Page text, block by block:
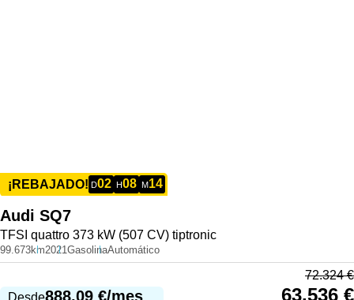
¡REBAJADO! D02 H08 M14
Audi SQ7
TFSI quattro 373 kW (507 CV) tiptronic
99.673km2021GasolinaAutomático
888,09 €/mes
72.324€
63.536 €